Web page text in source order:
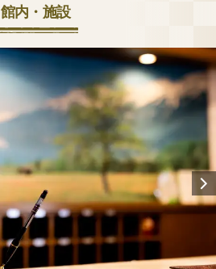
館内・施設